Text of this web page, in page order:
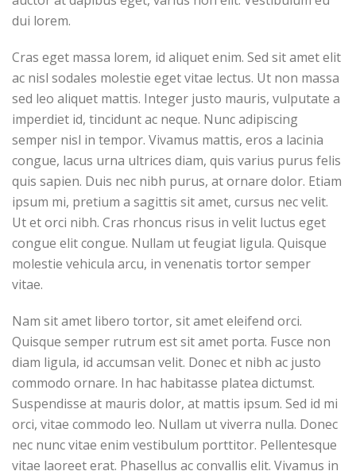
dui lorem.
Cras eget massa lorem, id aliquet enim. Sed sit amet elit
ac nisl sodales molestie eget vitae lectus. Ut non massa
sed leo aliquet mattis. Integer justo mauris, vulputate a
imperdiet id, tincidunt ac neque. Nunc adipiscing
semper nisl in tempor. Vivamus mattis, eros a lacinia
congue, lacus urna ultrices diam, quis varius purus felis
quis sapien. Duis nec nibh purus, at ornare dolor. Etiam
ipsum mi, pretium a sagittis sit amet, cursus nec velit.
Ut et orci nibh. Cras rhoncus risus in velit luctus eget
congue elit congue. Nullam ut feugiat ligula. Quisque
molestie vehicula arcu, in venenatis tortor semper
vitae.
Nam sit amet libero tortor, sit amet eleifend orci.
Quisque semper rutrum est sit amet porta. Fusce non
diam ligula, id accumsan velit. Donec et nibh ac justo
commodo ornare. In hac habitasse platea dictumst.
Suspendisse at mauris dolor, at mattis ipsum. Sed id mi
orci, vitae commodo leo. Nullam ut viverra nulla. Donec
nec nunc vitae enim vestibulum porttitor. Pellentesque
vitae laoreet erat. Phasellus ac convallis elit. Vivamus in